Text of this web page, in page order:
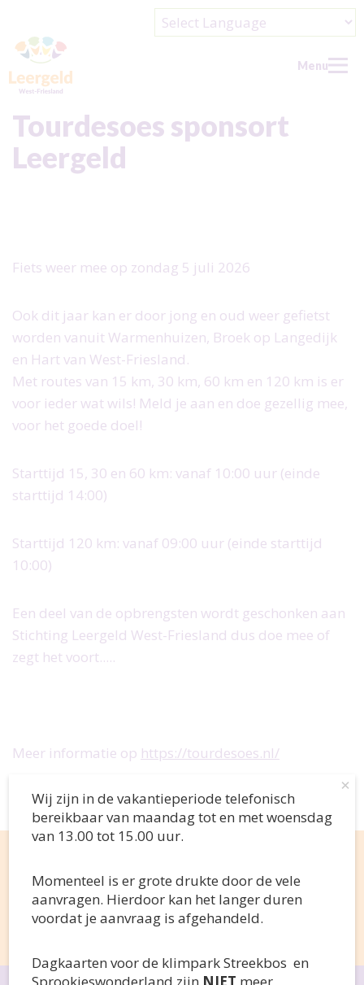
Powered by
Home
Over ons
Wie zijn wij?
De Leergeldformule
Doel en beleid
Meldingen- en klachtenregeling
Integriteit
Downloads
Doe mee
Doe mee
Doe mee als donateur
Doe mee als vrijwilliger
Contact
Menu
Tourdesoes sponsort
Leergeld
Fiets weer mee op zondag 5 juli 2026
Ook dit jaar kan er door jong en oud weer gefietst
worden vanuit Warmenhuizen, Broek op Langedijk
en Hart van West-Friesland.
Met routes van 15 km, 30 km, 60 km en 120 km is er
voor ieder wat wils! Meld je aan en doe gezellig mee,
voor het goede doel!
Starttijd 15, 30 en 60 km: vanaf 10:00 uur (einde
starttijd 14:00)
Starttijd 120 km: vanaf 09:00 uur (einde starttijd
10:00)
Een deel van de opbrengsten wordt geschonken aan
Stichting Leergeld West-Friesland dus doe mee of
zegt het voort.....
Meer informatie op https://tourdesoes.nl/
Wij zijn in de vakantieperiode telefonisch bereikbaar
Dagkaarten voor de klimpark Streekbos en
S.v.p. géén mail sturen of bellen; dat vertraagt de
×
Wij zijn in de vakantieperiode telefonisch
bereikbaar van maandag tot en met woensdag
van 13.00 tot 15.00 uur.
Momenteel is er grote drukte door de vele
aanvragen. Hierdoor kan het langer duren
voordat je aanvraag is afgehandeld.
Dagkaarten voor de klimpark Streekbos en